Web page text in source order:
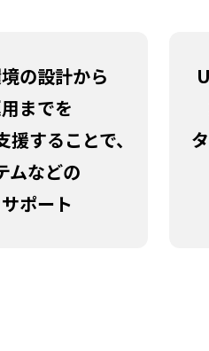
の設計から
までを
することで、
ムなどの
ポート